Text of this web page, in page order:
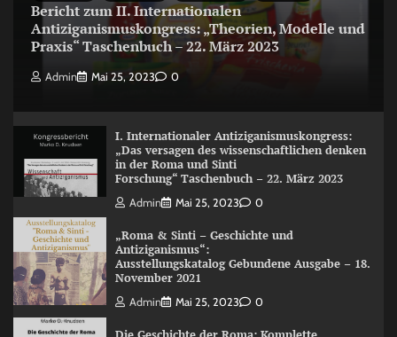
Bericht zum II. Internationalen
Antiziganismuskongress: „Theorien, Modelle und
Praxis“ Taschenbuch – 22. März 2023
Admin Mai 25, 2023 0
I. Internationaler Antiziganismuskongress:
„Das versagen des wissenschaftlichen denken
in der Roma und Sinti
Forschung“ Taschenbuch – 22. März 2023
Admin Mai 25, 2023 0
„Roma & Sinti – Geschichte und
Antiziganismus“:
Ausstellungskatalog Gebundene Ausgabe – 18.
November 2021
Admin Mai 25, 2023 0